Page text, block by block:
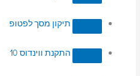
תיקון מסך לפטופ
התקנת ווינדוס 10